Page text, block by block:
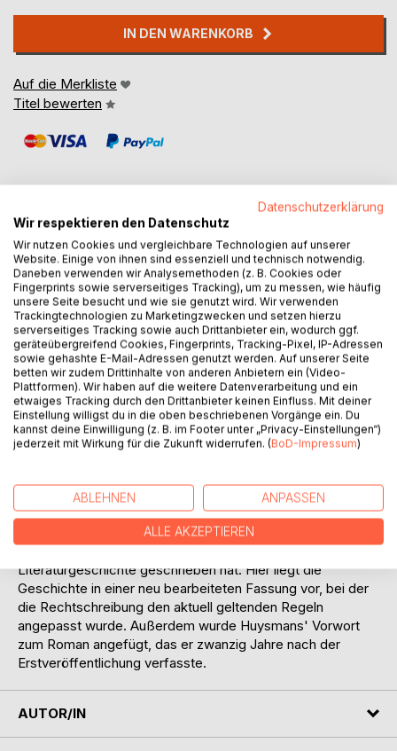
IN DEN WARENKORB
Auf die Merkliste
Titel bewerten
BESCHREIBUNG
"Es war ein Buch voller Gift. Es war, als haftete seinen
Seiten ein schwerer, sinnverwirrender Duft nach Weihrauch
an." Mit diesen Worten beschrieb Oscar Wilde Huysmans'
Roman "À rebours". Den Duft, den der Roman verströmt,
sind tatsächlich vor allem die Versuchungen des
Künstlichen und Überreizten. Huysmans erzählt, wie Jean
Floressas Des Esseintes, ein wohlhabender, kränkelnder
Aristokrat, sich seine eigene ästhetizistische Welt schafft,
um die für ihn hässliche Realität einer von Materialismus
Noch heute beeindruckt den Leser die literarische Eleganz
dieses Romans und hält ihn bei der Lektüre gefangen.
"Gegen den Strich" ist ein Meisterwerk einer
untergehenden Welt und ein Roman, der zu Recht
Literaturgeschichte geschrieben hat. Hier liegt die
Geschichte in einer neu bearbeiteten Fassung vor, bei der
die Rechtschreibung den aktuell geltenden Regeln
angepasst wurde. Außerdem wurde Huysmans' Vorwort
zum Roman angefügt, das er zwanzig Jahre nach der
Erstveröffentlichung verfasste.
AUTOR/IN
Datenschutzerklärung
Wir respektieren den Datenschutz
Wir nutzen Cookies und vergleichbare Technologien auf unserer
Website. Einige von ihnen sind essenziell und technisch notwendig.
Daneben verwenden wir Analysemethoden (z. B. Cookies oder
Fingerprints sowie serverseitiges Tracking), um zu messen, wie häufig
unsere Seite besucht und wie sie genutzt wird. Wir verwenden
Trackingtechnologien zu Marketingzwecken und setzen hierzu
serverseitiges Tracking sowie auch Drittanbieter ein, wodurch ggf.
geräteübergreifend Cookies, Fingerprints, Tracking-Pixel, IP-Adressen
sowie gehashte E-Mail-Adressen genutzt werden. Auf unserer Seite
betten wir zudem Drittinhalte von anderen Anbietern ein (Video-
Plattformen). Wir haben auf die weitere Datenverarbeitung und ein
etwaiges Tracking durch den Drittanbieter keinen Einfluss. Mit deiner
Einstellung willigst du in die oben beschriebenen Vorgänge ein. Du
kannst deine Einwilligung (z. B. im Footer unter „Privacy-Einstellungen“)
jederzeit mit Wirkung für die Zukunft widerrufen. (BoD-Impressum)
ABLEHNEN ANPASSEN
ALLE AKZEPTIEREN